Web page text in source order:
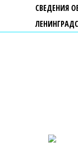
СВЕДЕНИЯ